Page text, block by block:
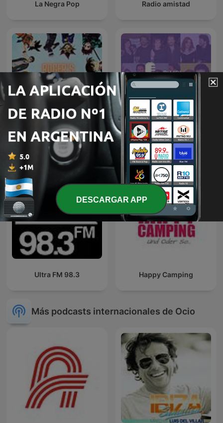
La Negra Pop Radio amistad
Roger's Radio - Anime und
Manga
Pimpipodcast
Ultra FM 98.3 Happy Camping
Más podcasts internacionales de Ocio
DESCARGAR APP